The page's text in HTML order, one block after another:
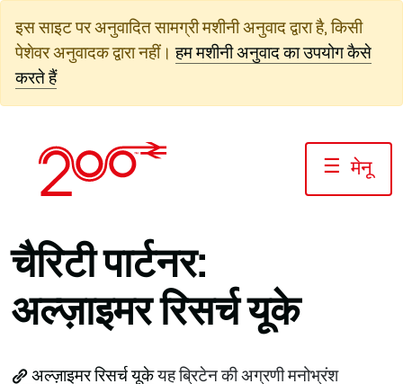
जाएं
इस साइट पर अनुवादित सामग्री मशीनी अनुवाद द्वारा है, किसी
पेशेवर अनुवादक द्वारा नहीं। हम मशीनी अनुवाद का उपयोग कैसे
करते हैं
☰ मेनू
चैरिटी पार्टनर:
अल्ज़ाइमर रिसर्च यूके
अल्ज़ाइमर रिसर्च यूकेयह ब्रिटेन की अग्रणी मनोभ्रंश